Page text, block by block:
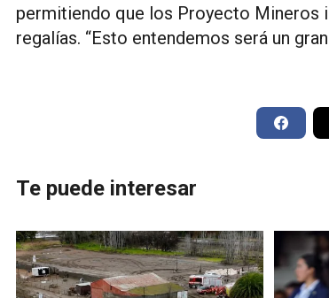
permitiendo que los Proyecto Mineros
regalías. “Esto entendemos será un
Te puede interesar